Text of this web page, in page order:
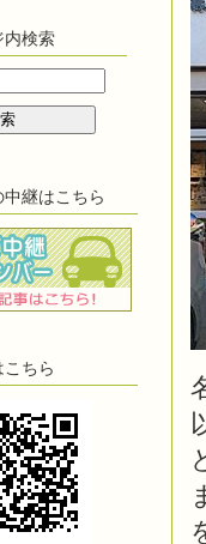
内検索
中継はこちら
ちら